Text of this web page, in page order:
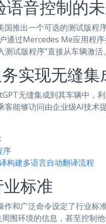
音控制的
推出一个可选的测试版程
通过Mercedes Me应用程
试版程序”直接从车辆激活。
实现无缝集
无缝集成到其车辆中，
能够访问由企业级AI技术
序
构建多语言自动翻译流程
标准
和广泛命令设定了行业标
围环境的信息，甚至控制